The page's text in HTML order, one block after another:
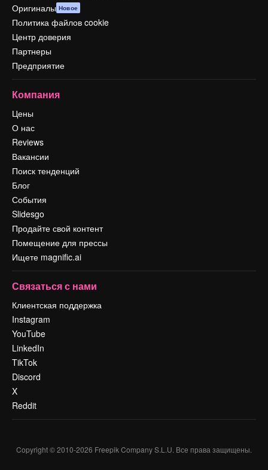
Оригиналы Новое
Политика файлов cookie
Центр доверия
Партнеры
Предприятие
Компания
Цены
О нас
Reviews
Вакансии
Поиск тенденций
Блог
События
Slidesgo
Продайте свой контент
Помещение для прессы
Ищете magnific.ai
Связаться с нами
Клиентская поддержка
Instagram
YouTube
LinkedIn
TikTok
Discord
X
Reddit
Copyright © 2010-2026 Freepik Company S.L.U. Все права защищены.